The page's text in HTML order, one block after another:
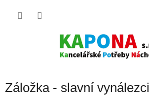
Záložka - slavní vynálezci